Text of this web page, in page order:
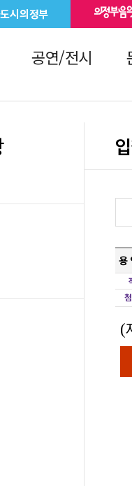
시의정부
공연/전시
용
(